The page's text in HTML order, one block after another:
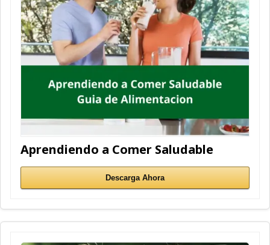
Aprendiendo a Comer Saludable
Descarga Ahora